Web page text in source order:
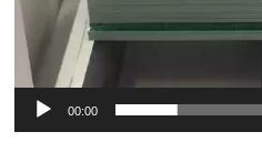
00:00